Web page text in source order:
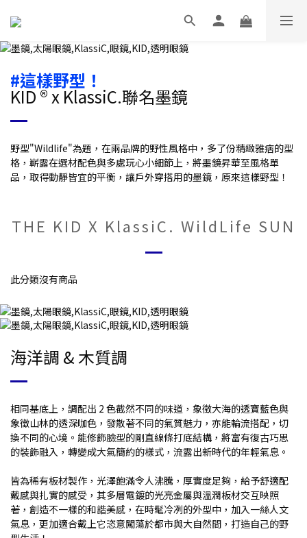
#這樣野型！
KID ® x KlassiC.聯名墨鏡
野型"Wildlife"為題，在兩品牌的野性風格中，多了份精緻雅痞的型
格，嶄露在選材配色與多處玩心小細節上，將墨鏡昇華至風格單
品，取得動靜皆宜的平衡，讓戶外穿搭用的墨鏡，原來這樣野型！
THE KID X KlassiC. WildLife SUN
此分類沒有商品
海洋調 & 木質調
相同基底上，調配出 2 色截然不同的味道，象徵大海的透寶藍色與
象徵山林的透深咖色，發散著不同的氣質魅力，亦能輪流搭配，切
換不同的心境。能修飾臉型的剛直線條打底結構，將富有復古巧思
的裝飾融入，轉變成大氣簡約的樣式，流露出新時代的年輕氣息。
皆為稀有板材製作，光澤飽滿令人沸騰，厚實度足夠，給予舒適配
戴感與扎實的感受，其多層電鍍的光亮金屬與溫潤板材交互映照
著，創造不一樣的和諧美感，在時髦冷冽的外型中，加入一絲人文
氣息，更加適合戴上它恣意闖蕩於都市與大自然間，打造自己的野